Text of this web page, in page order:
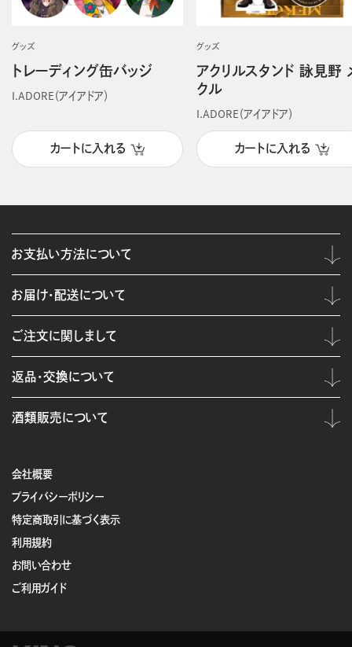
グッズ
トレーディング缶バッジ
I.ADORE（アイアドア）
カートに入れる
グッズ
アクリルスタンド 詠見野
クル
I.ADORE（アイアドア）
カートに入れる
会社概要
プライバシーポリシー
特定商取引に基づく表示
利用規約
お問い合わせ
ご利用ガイド
お支払い方法について
お届け・配送について
ご注文に関しまして
返品・交換について
酒類販売について